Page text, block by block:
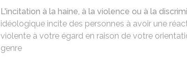
L'incitation à la haine, à la violence ou à la
idéologique incite des personnes à avoir une
violente à votre égard en raison de votre
genre